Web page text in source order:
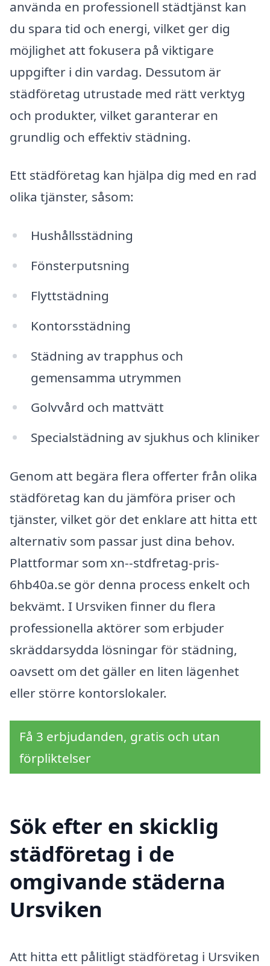
använda en professionell städtjänst kan
du spara tid och energi, vilket ger dig
möjlighet att fokusera på viktigare
uppgifter i din vardag. Dessutom är
städföretag utrustade med rätt verktyg
och produkter, vilket garanterar en
grundlig och effektiv städning.
Ett städföretag kan hjälpa dig med en rad
olika tjänster, såsom:
Hushållsstädning
Fönsterputsning
Flyttstädning
Kontorsstädning
Städning av trapphus och
gemensamma utrymmen
Golvvård och mattvätt
Specialstädning av sjukhus och kliniker
Genom att begära flera offerter från olika
städföretag kan du jämföra priser och
tjänster, vilket gör det enklare att hitta ett
alternativ som passar just dina behov.
Plattformar som xn--stdfretag-pris-
6hb40a.se gör denna process enkelt och
bekvämt. I Ursviken finner du flera
professionella aktörer som erbjuder
skräddarsydda lösningar för städning,
oavsett om det gäller en liten lägenhet
eller större kontorslokaler.
Få 3 erbjudanden, gratis och utan
förpliktelser
Sök efter en skicklig
städföretag i de
omgivande städerna
Ursviken
Att hitta ett pålitligt städföretag i Ursviken